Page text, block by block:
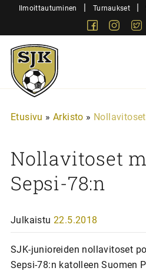
SiirryIlmoittautuminen | Turnaukset |
Facebook
Sjk-
Juniorit
Etusivu » Arkisto »
Nollavitoset
Sepsi-78:n
Julkaistu 22.5.2018
SJK-junioreiden nollavitoset
Sepsi-78:n katolleen Suomen